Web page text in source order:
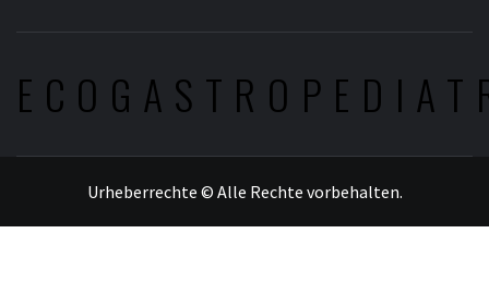
Urheberrechte © Alle Rechte vorbehalten.